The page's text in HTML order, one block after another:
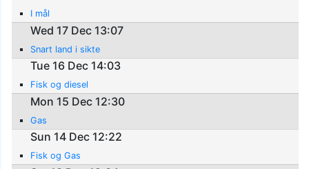
I mål
Wed 17 Dec 13:07
Snart land i sikte
Tue 16 Dec 14:03
Fisk og diesel
Mon 15 Dec 12:30
Gas
Sun 14 Dec 12:22
Fisk og Gas